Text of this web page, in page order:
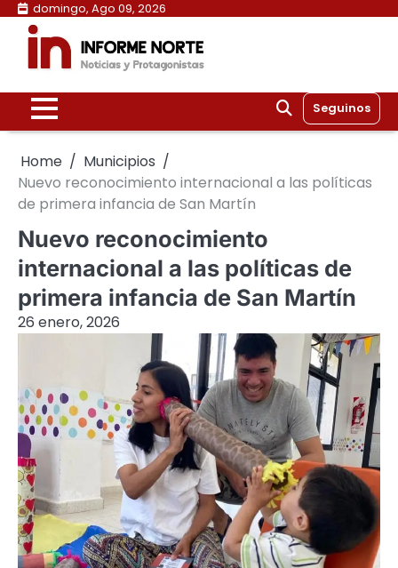
Skip
content
domingo, Ago 09, 2026
Seguinos
Home
Municipios
Nuevo reconocimiento internacional a las políticas
de primera infancia de San Martín
Nuevo reconocimiento
internacional a las políticas de
primera infancia de San Martín
26 enero, 2026